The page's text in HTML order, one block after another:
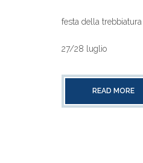
festa della trebbiatura
27/28 luglio
READ MORE